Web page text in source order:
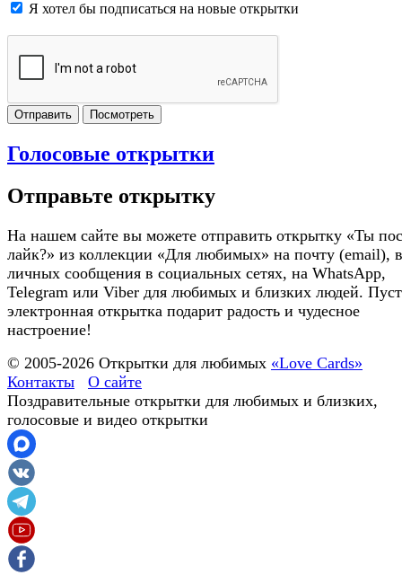
Я хотел бы подписаться на новые открытки
Отправить Посмотреть
Голосовые открытки
Отправьте открытку
На нашем сайте вы можете отправить открытку «Ты
лайк?» из коллекции «Для любимых» на почту (email), в
личных сообщения в социальных сетях, на WhatsApp,
Telegram или Viber для любимых и близких людей.
электронная открытка подарит радость и чудесное
настроение!
© 2005-2026 Открытки для любимых «Love Cards»
Контакты
О сайте
Поздравительные открытки для любимых и близких,
голосовые и видео открытки